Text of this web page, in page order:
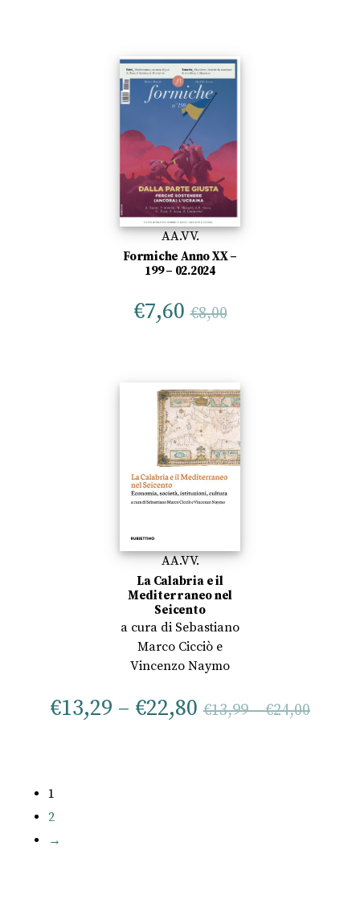
AA.VV.
Formiche Anno XX –
199 – 02.2024
€7,60 €8,00
AA.VV.
La Calabria e il
Mediterraneo nel
Seicento
a cura di Sebastiano
Marco Cicciò e
Vincenzo Naymo
€13,29 – €22,80 €13,99–€24,00
1
2
→